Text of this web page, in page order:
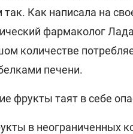
так. Как написала на
фармаколог
количестве
печени.
фрукты таят в себе
в неограниченных